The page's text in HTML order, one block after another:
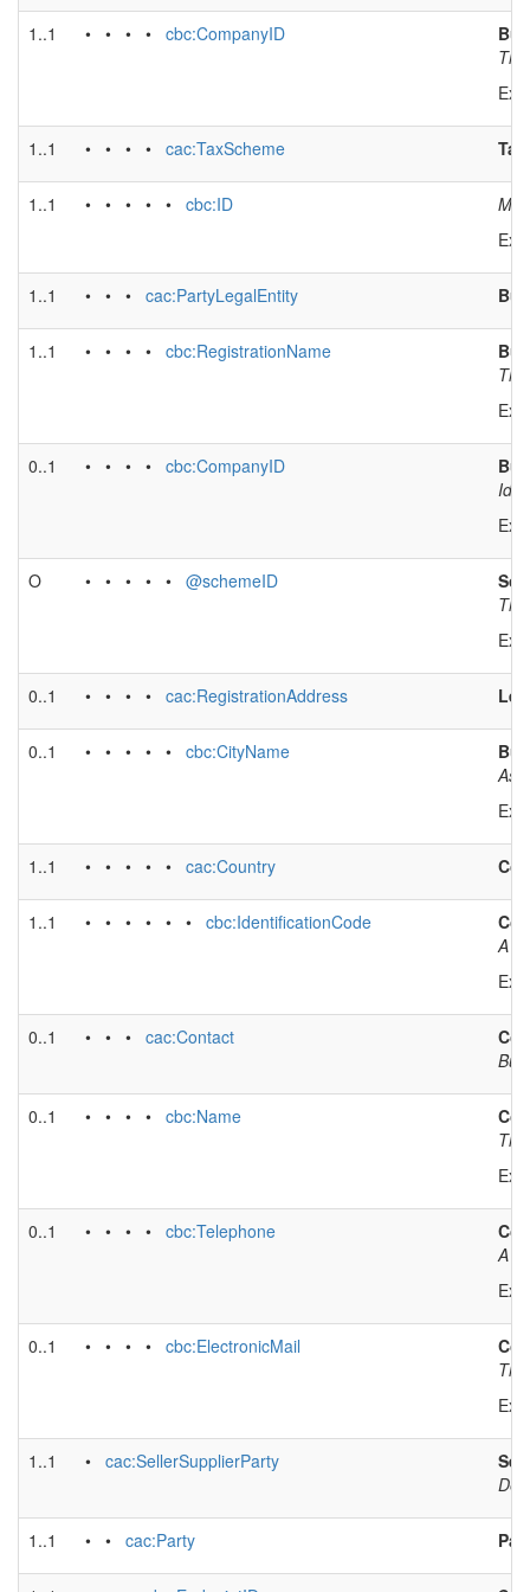
1..1 • • • • cbc:CompanyID
1..1 • • • • cac:TaxScheme
1..1 • • • • • cbc:ID
1..1 • • • cac:PartyLegalEntity
1..1 • • • • cbc:RegistrationName
0..1 • • • • cbc:CompanyID
O • • • • • @schemeID
0..1 • • • • cac:RegistrationAddress
0..1 • • • • • cbc:CityName
1..1 • • • • • cac:Country
1..1 • • • • • • cbc:IdentificationCode
A
0..1 • • • cac:Contact
0..1 • • • • cbc:Name
0..1 • • • • cbc:Telephone
A
0..1 • • • • cbc:ElectronicMail
1..1 • cac:SellerSupplierParty
1..1 • • cac:Party